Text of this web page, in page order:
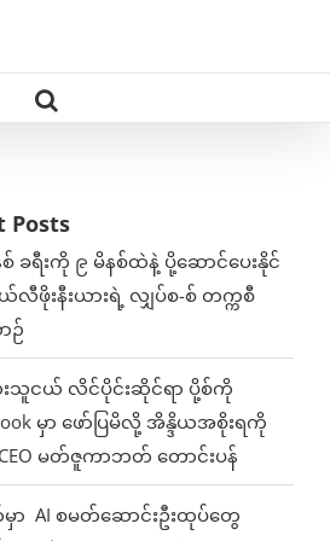
Posts
စ် ခရီးကို ၉ မိနစ်ထဲနဲ့ ပို့ဆောင်ပေးနိုင်
ဖိုးနီးယားရဲ့ လျှပ်စ-စ် တက္ကစီ
ဉ်
သူငယ် လိင်ပိုင်းဆိုင်ရာ ပို့စ်ကို
မှာ ဖော်ပြမိလို့ အိန္ဒိယအစိုးရကို
CEO မတ်ဇူကာဘတ် တောင်းပန်
AI စမတ်ဆောင်းဦးထုပ်တွေ